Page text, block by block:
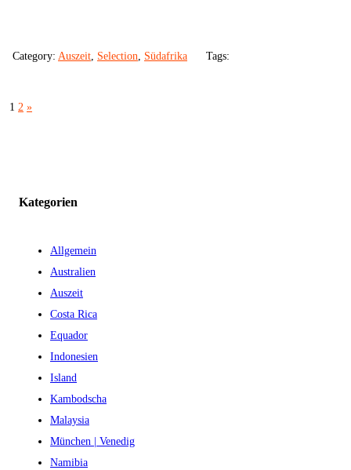
Category: Auszeit Selection Südafrika Tags:
1 2 »
Kategorien
Allgemein
Australien
Auszeit
Costa Rica
Equador
Indonesien
Island
Kambodscha
Malaysia
München | Venedig
Namibia